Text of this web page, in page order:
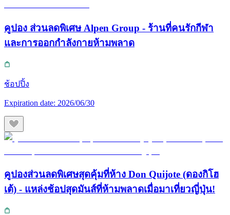
คูปอง ส่วนลดพิเศษ Alpen Group - ร้านที่คนรักกีฬา
และการออกกำลังกายห้ามพลาด
ช้อปปิ้ง
Expiration date: 2026/06/30
คูปองส่วนลดพิเศษสุดคุ้มที่ห้าง Don Quijote (ดองกิโฮ
เต้) - แหล่งช้อปสุดมันส์ที่ห้ามพลาดเมื่อมาเที่ยวญี่ปุ่น!